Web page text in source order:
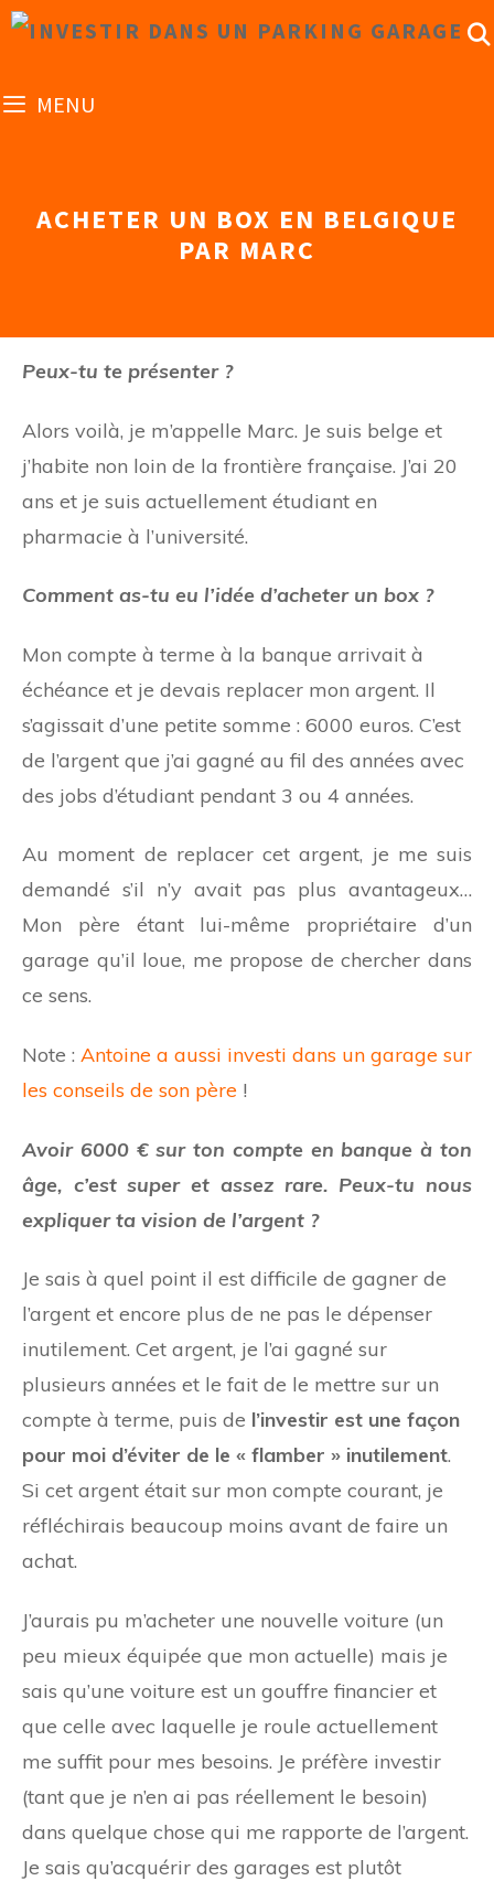
Aller
MENU
ACHETER UN BOX EN BELGIQUE
PAR MARC
Peux-tu te présenter ?
Alors voilà, je m’appelle Marc. Je suis belge et
j’habite non loin de la frontière française. J’ai 20
ans et je suis actuellement étudiant en
pharmacie à l’université.
Comment as-tu eu l’idée d’acheter un box ?
Mon compte à terme à la banque arrivait à
échéance et je devais replacer mon argent. Il
s’agissait d’une petite somme : 6000 euros. C’est
de l’argent que j’ai gagné au fil des années avec
des jobs d’étudiant pendant 3 ou 4 années.
Au moment de replacer cet argent, je me suis
demandé s’il n’y avait pas plus avantageux…
Mon père étant lui-même propriétaire d’un
garage qu’il loue, me propose de chercher dans
ce sens.
Note : Antoine a aussi investi dans un garage sur
les conseils de son père !
Avoir 6000 € sur ton compte en banque à ton
âge, c’est super et assez rare. Peux-tu nous
expliquer ta vision de l’argent ?
Je sais à quel point il est difficile de gagner de
l’argent et encore plus de ne pas le dépenser
inutilement. Cet argent, je l’ai gagné sur
plusieurs années et le fait de le mettre sur un
compte à terme, puis de l’investir est une façon
pour moi d’éviter de le « flamber » inutilement.
Si cet argent était sur mon compte courant, je
réfléchirais beaucoup moins avant de faire un
achat.
J’aurais pu m’acheter une nouvelle voiture (un
peu mieux équipée que mon actuelle) mais je
sais qu’une voiture est un gouffre financier et
que celle avec laquelle je roule actuellement
me suffit pour mes besoins. Je préfère investir
(tant que je n’en ai pas réellement le besoin)
dans quelque chose qui me rapporte de l’argent.
Je sais qu’acquérir des garages est plutôt